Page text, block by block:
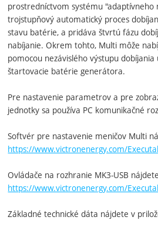
prostredníctvom systému "adaptívneho
trojstupňový automatický proces
stavu batérie, a pridáva štvrtú fázu
nabíjanie. Okrem tohto, Multi môže
pomocou nezávislého výstupu
štartovacie batérie generátora.
Pre nastavenie parametrov a pre
jednotky sa používa PC komunikačné
Softvér pre nastavenie meničov Multi
https://www.victronenergy.com/
Ovládače na rozhranie MK3-USB
https://www.victronenergy.com/
Základné technické dáta nájdete v